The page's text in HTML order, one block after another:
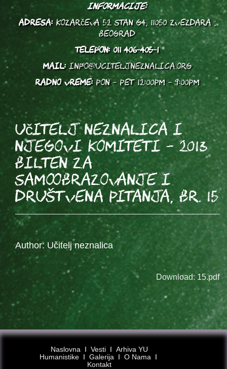
INFORMACIJE:
ADRESA:Kozarčeva 52 stan G4, 11050 Zvezdara ,
Beograd
TELEFON: 011 406-405-1
MAIL: info@uciteljneznalica.org
RADNO VREME:PON - PET 12:00PM - 9:00PM
Učitelj Neznalica i
njegovi komiteti - 2013
BILTEN za
samoobrazovanje i
društvena pitanja, br. 15
Author: Učitelj neznalica
Download: 15.pdf
Naslovna Ι Vesti Ι Arhiva YU
Humanistike Ι Galerija Ι O Nama
Ι
Kontakt